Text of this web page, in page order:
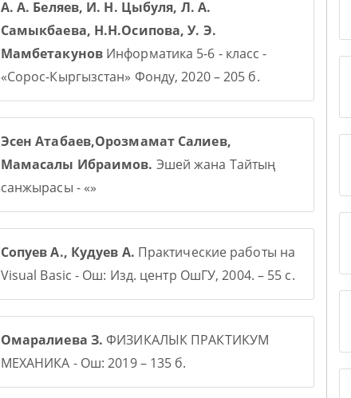
А. А. Беляев, И. Н. Цыбуля, Л. А.
Самыкбаева, Н.Н.Осипова, У. Э.
МамбетакуновИнформатика 5-6 - класс -
«Сорос-Кыргызстан» Фонду, 2020 – 205 б.
Эсен Атабаев,Орозмамат Салиев,
Мамасалы Ибраимов. Эшей жана Тайтың
санжырасы - «»
Сопуев А., Кудуев А. Практические работы на
Visual Basic - Ош: Изд. центр ОшГУ, 2004. – 55 с.
Омаралиева З. ФИЗИКАЛЫК ПРАКТИКУМ
МЕХАНИКА - Ош: 2019 – 135 б.